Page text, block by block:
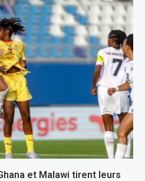
et Malawi tirent leurs